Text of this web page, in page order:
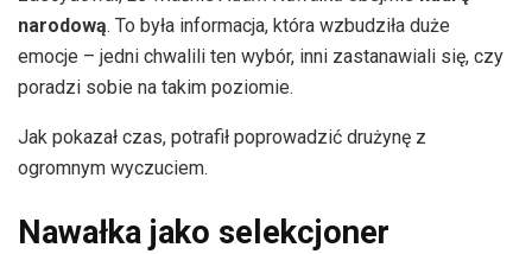
narodową. To była informacja, która wzbudziła duże
emocje – jedni chwalili ten wybór, inni zastanawiali się, czy
poradzi sobie na takim poziomie.
Jak pokazał czas, potrafił poprowadzić drużynę z
ogromnym wyczuciem.
Nawałka jako selekcjoner